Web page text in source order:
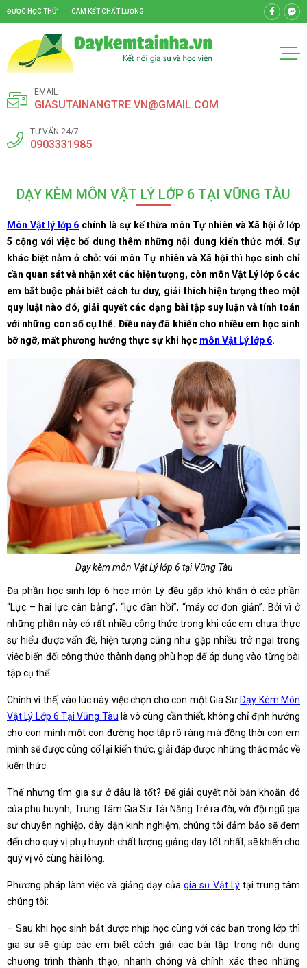
ĐƯỢC HỌC THỬ CAM KẾT CHẤT LƯỢNG
EMAIL
GIASUTAINANGTRE.VN@GMAIL.COM
TƯ VẤN 24/7
0903331985
DẠY KÈM MÔN VẬT LÝ LỚP 6 TẠI VŨNG TÀU
Môn Vật lý lớp 6 chính là sự kế thừa môn Tự nhiên và Xã hội ở lớp
5 cộng với việc bổ dung thêm những nội dung kiến thức mới. Sự
khác biệt nằm ở chỗ: với môn Tự nhiên và Xã hội thì học sinh chỉ
cần quan sát và nhận xét các hiện tượng, còn môn Vật Lý lớp 6 các
em bắt buộc phải biết cách tư duy, giải thích hiện tượng theo một
quy luật nào đó, giải quyết các dạng bài tập suy luận và tính toán
với những con số cụ thể. Điều này đã khiến cho nhiều em học sinh
bỡ ngỡ, mất phương hướng thực sự khi học môn Vật Lý lớp 6.
Dạy kèm môn Vật Lý lớp 6 tại Vũng Tàu
Đa phần học sinh lớp 6 học môn Lý đều gặp khó khăn ở các phần
“Lực – hai lực cân bằng”, “lực đàn hồi”, “máy cơ đơn giản”. Bởi vì ở
những phần này có rất nhiều công thức trong khi các em chưa thực
sự hiểu được vấn đề, hiện tượng cũng như gặp nhiều trở ngại trong
việc biến đổi công thức thành dạng phù hợp để áp dụng vào từng bài
tập cụ thể.
Chính vì thế, vào lúc này việc chọn cho con một Gia Sư Dạy Kèm Môn
Vật Lý Lớp 6 Tại Vũng Tàu là vô cùng cần thiết, không chỉ định hướng
cho con mình một con đường học tập rõ ràng mà đồng thời con em
mình sẽ được củng cố lại kiến thức, giải đáp được những thắc mắc về
kiến thức.
Thế nhưng tìm gia sư ở đâu là tốt? Để giải quyết nỗi băn khoăn đó
của phụ huynh, Trung Tâm Gia Sư Tài Năng Trẻ ra đời, với đội ngũ gia
sư chuyên nghiệp, dày dặn kinh nghiệm, chúng tôi đảm bảo sẽ đem
đến cho quý vị phụ huynh chất lượng giảng dạy tốt nhất, sẽ khiến cho
quý vị vô cùng hài lòng.
Phương pháp làm việc và giảng dạy của gia sư Vật Lý tại trung tâm
chúng tôi:
– Sau khi học sinh bắt được nhịp học cùng với các bạn trong lớp thì
gia sư sẽ giúp các em biết cách giải các bài tập trong nội dung
chương trình thành thạo, nhanh chóng và chính xác theo những